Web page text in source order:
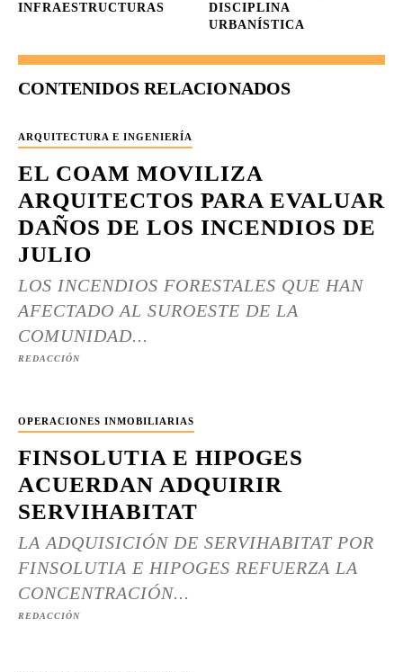
INFRAESTRUCTURAS
DISCIPLINA
URBANÍSTICA
CONTENIDOS RELACIONADOS
ARQUITECTURA E INGENIERÍA
EL COAM MOVILIZA
ARQUITECTOS PARA EVALUAR
DAÑOS DE LOS INCENDIOS DE
JULIO
LOS INCENDIOS FORESTALES QUE HAN
AFECTADO AL SUROESTE DE LA
COMUNIDAD...
REDACCIÓN
OPERACIONES INMOBILIARIAS
FINSOLUTIA E HIPOGES
ACUERDAN ADQUIRIR
SERVIHABITAT
LA ADQUISICIÓN DE SERVIHABITAT POR
FINSOLUTIA E HIPOGES REFUERZA LA
CONCENTRACIÓN...
REDACCIÓN